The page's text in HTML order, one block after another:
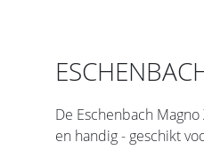
De Eschenbach
en handig - geschikt